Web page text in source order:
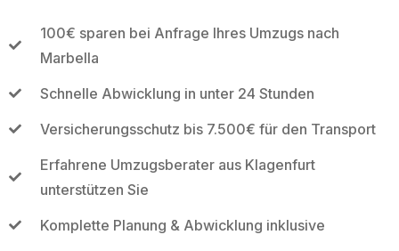
100€ sparen bei Anfrage Ihres Umzugs nach
Marbella
Schnelle Abwicklung in unter 24 Stunden
Versicherungsschutz bis 7.500€ für den Transport
Erfahrene Umzugsberater aus Klagenfurt
unterstützen Sie
Komplette Planung & Abwicklung inklusive